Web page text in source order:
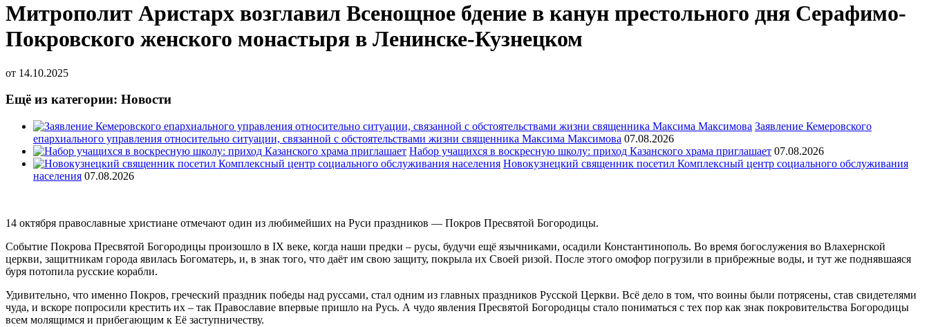
Митрополит Аристарх возглавил Всенощное бдение в канун престольного дня Серафимо-
Покровского женского монастыря в Ленинске-Кузнецком
от 14.10.2025
Ещё из категории: Новости
Заявление Кемеровского
епархиального управления относительно ситуации, связанной с обстоятельствами жизни священника Максима Максимова 07.08.2026
Набор учащихся в воскресную школу: приход Казанского храма приглашает 07.08.2026
Новокузнецкий священник посетил Комплексный центр социального обслуживания
населения 07.08.2026
14 октября православные христиане отмечают один из любимейших на Руси праздников — Покров Пресвятой Богородицы.
Событие Покрова Пресвятой Богородицы произошло в IX веке, когда наши предки – русы, будучи ещё язычниками, осадили Константинополь. Во время богослужения во Влахернской
церкви, защитникам города явилась Богоматерь, и, в знак того, что даёт им свою защиту, покрыла их Своей ризой. После этого омофор погрузили в прибрежные воды, и тут же поднявшаяся
буря потопила русские корабли.
Удивительно, что именно Покров, греческий праздник победы над руссами, стал одним из главных праздников Русской Церкви. Всё дело в том, что воины были потрясены, став свидетелями
чуда, и вскоре попросили крестить их – так Православие впервые пришло на Русь. А чудо явления Пресвятой Богородицы стало пониматься с тех пор как знак покровительства Богородицы
всем молящимся и прибегающим к Её заступничеству.